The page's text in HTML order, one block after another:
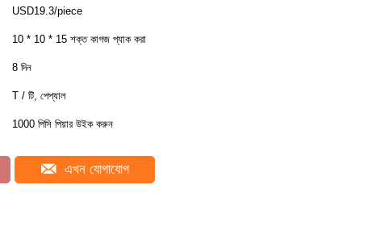
USD19.3/piece
10 * 10 * 15 শক্ত কাগজ প্যাক করা
8 দিন
T / টি, পেপ্যাল
1000 পিসি পিয়ার উইক করুন
এখন যোগাযোগ